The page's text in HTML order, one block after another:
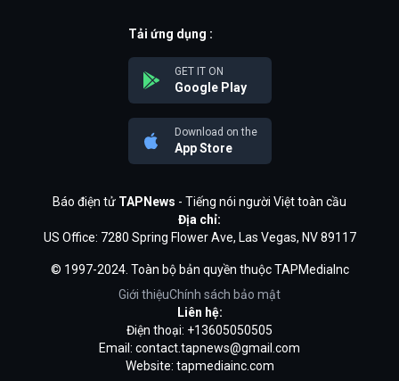
Tải ứng dụng :
GET IT ON
Google Play
Download on the
App Store
Báo điện tử TAPNews - Tiếng nói người Việt toàn cầu
Địa chỉ:
US Office: 7280 Spring Flower Ave, Las Vegas, NV 89117
© 1997-2024. Toàn bộ bản quyền thuộc TAPMediaInc
Giới thiệuChính sách bảo mật
Liên hệ:
Điện thoại: +13605050505
Email: contact.tapnews@gmail.com
Website: tapmediainc.com